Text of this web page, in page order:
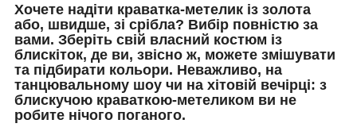
Хочете надіти краватка-метелик із золота
або, швидше, зі срібла? Вибір повністю за
вами. Зберіть свій власний костюм із
блискіток, де ви, звісно ж, можете змішувати
та підбирати кольори. Неважливо, на
танцювальному шоу чи на хітовій вечірці: з
блискучою краваткою-метеликом ви не
робите нічого поганого.